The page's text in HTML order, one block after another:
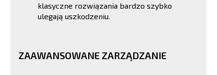
klasyczne rozwiązania bardzo szybko
ulegają uszkodzeniu.
ZAAWANSOWANE ZARZĄDZANIE